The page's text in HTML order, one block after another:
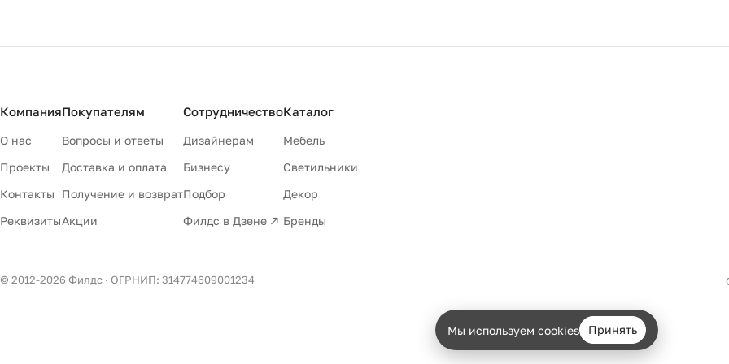
Компания
О нас
Проекты
Контакты
Реквизиты
Покупателям
Вопросы и ответы
Доставка и оплата
Получение и возврат
Акции
Сотрудничество
Дизайнерам
Бизнесу
Подбор
Филдс в Дзене ↗
Каталог
Мебель
Светильники
Декор
Бренды
© 2012-2026 Филдс · ОГРНИП: 314774609001234
Мы используем cookies Принять